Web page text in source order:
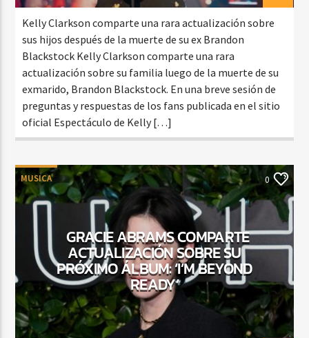
Kelly Clarkson comparte una rara actualización sobre
sus hijos después de la muerte de su ex Brandon
Blackstock Kelly Clarkson comparte una rara
actualización sobre su familia luego de la muerte de su
exmarido, Brandon Blackstock. En una breve sesión de
preguntas y respuestas de los fans publicada en el sitio
oficial Espectáculo de Kelly […]
MUSICA 0
GRACIE ABRAMS COMPARTE
ACTUALIZACIÓN SOBRE SU
PRÓXIMO ÁLBUM: ‘I’M BEYOND
READY’